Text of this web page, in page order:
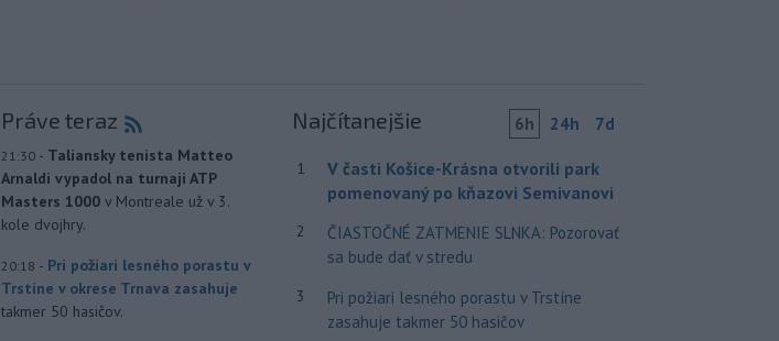
Práve teraz
21:30 - Taliansky tenista Matteo
Arnaldi vypadol na turnaji ATP
Masters 1000 v Montreale už v 3.
kole dvojhry.
20:18 - Pri požiari lesného porastu v
Trstíne v okrese Trnava zasahuje
takmer 50 hasičov.
Najčítanejšie 6h 24h 7d
1
V časti Košice-Krásna otvorili park
pomenovaný po kňazovi Semivanovi
2
ČIASTOČNÉ ZATMENIE SLNKA: Pozorovať
sa bude dať v stredu
3
Pri požiari lesného porastu v Trstíne
zasahuje takmer 50 hasičov